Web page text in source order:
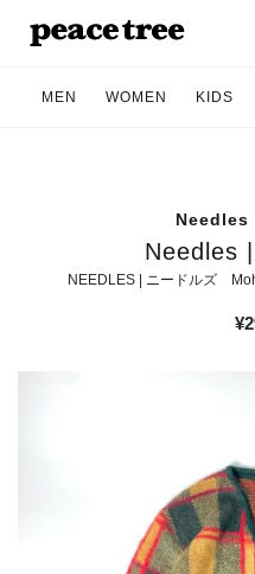
MEN WOMEN KIDS
Needles
Needles
NEEDLES | ニードルズ
¥